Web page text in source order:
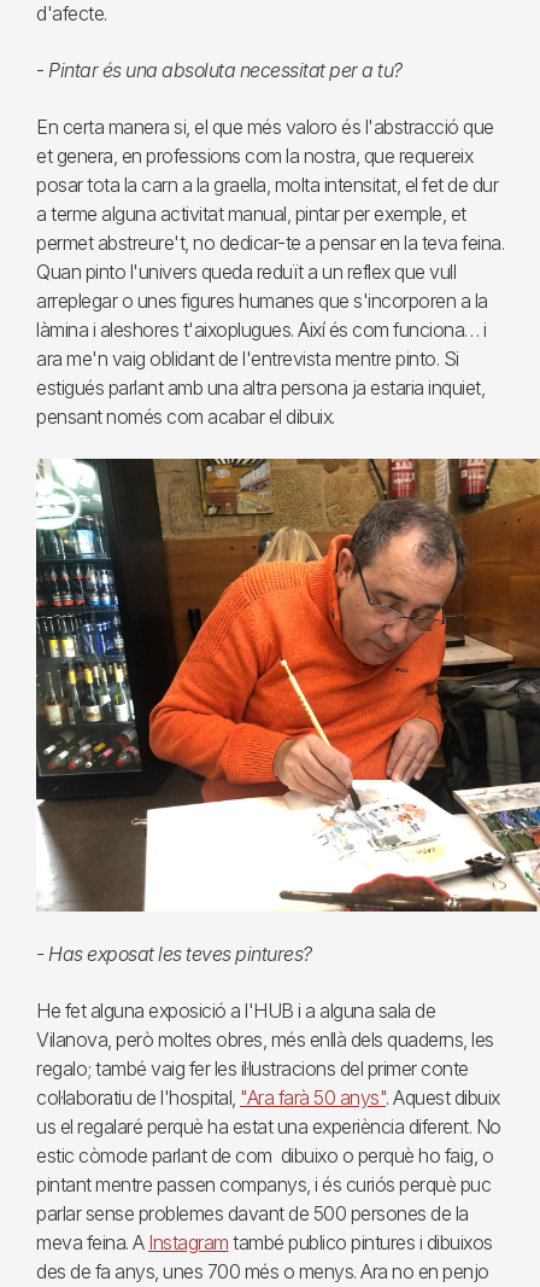
d'afecte.
- Pintar és una absoluta necessitat per a tu?
En certa manera si, el que més valoro és l'abstracció que
et genera, en professions com la nostra, que requereix
posar tota la carn a la graella, molta intensitat, el fet de dur
a terme alguna activitat manual, pintar per exemple, et
permet abstreure't, no dedicar-te a pensar en la teva feina.
Quan pinto l'univers queda reduït a un reflex que vull
arreplegar o unes figures humanes que s'incorporen a la
làmina i aleshores t'aixoplugues. Així és com funciona… i
ara me'n vaig oblidant de l'entrevista mentre pinto. Si
estigués parlant amb una altra persona ja estaria inquiet,
pensant només com acabar el dibuix.
- Has exposat les teves pintures?
He fet alguna exposició a l'HUB i a alguna sala de
Vilanova, però moltes obres, més enllà dels quaderns, les
regalo; també vaig fer les il·lustracions del primer conte
col·laboratiu de l'hospital, "Ara farà 50 anys". Aquest dibuix
us el regalaré perquè ha estat una experiència diferent. No
estic còmode parlant de com dibuixo o perquè ho faig, o
pintant mentre passen companys, i és curiós perquè puc
parlar sense problemes davant de 500 persones de la
meva feina. A Instagram també publico pintures i dibuixos
des de fa anys, unes 700 més o menys. Ara no en penjo